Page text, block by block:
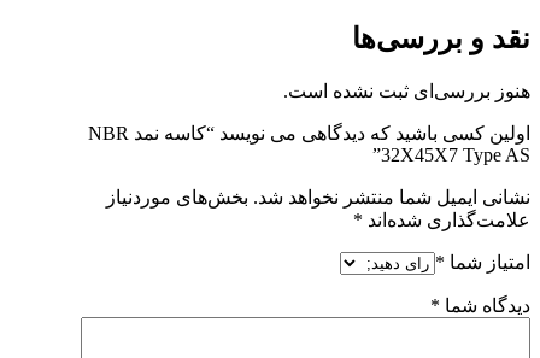
نقد و بررسی‌ها
هنوز بررسی‌ای ثبت نشده است.
اولین کسی باشید که دیدگاهی می نویسد “کاسه نمد NBR
32X45X7 Type AS”
نشانی ایمیل شما منتشر نخواهد شد. بخش‌های موردنیاز
علامت‌گذاری شده‌اند *
امتیاز شما *
دیدگاه شما *